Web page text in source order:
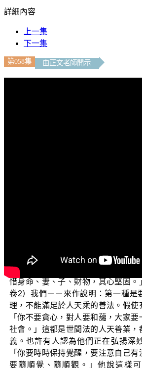
詳細內容
上一集
下一集
第058集 由正文老師開示
者：能聽深義，樂近善友；樂供養師
如來十二部經，受持、讀誦、書寫、
惜身命、妻、子、財物，其心堅固。
卷2）我們ㄧㄧ來作說明：第一種是
理，不能滿足於人天乘的善法。假使
「你不要貪心，對人要和藹，大家
社會。」這都是世間法的人天善業，
義。也許有人認為他們正在弘揚深
「你要時時保持覺醒，要注意自己
要隨順覺、隨順觀。」他說這樣